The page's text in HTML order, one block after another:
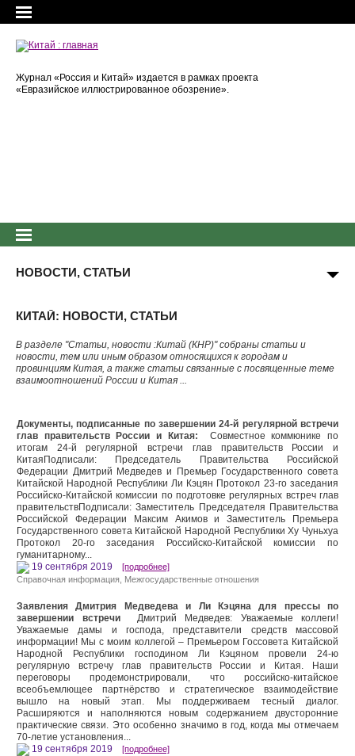
Журнал «Россия и Китай» издается в рамках проекта
«Евразийское иллюстрированное обозрение».
НОВОСТИ, СТАТЬИ
КИТАЙ: НОВОСТИ, СТАТЬИ
В разделе "Статьи, новости :Китай (КНР)" собраны статьи и
новости, тем или иным образом относящихся к городам и
провинциям Китая, а также статьи связанные с посвященные теме
взаимоотношений России и Китая ...
Документы, подписанные по завершении 24-й регулярной встречи
глав правительств России и Китая: Совместное коммюнике по
итогам 24-й регулярной встречи глав правительств России и
КитаяПодписали: Председатель Правительства Российской
Федерации Дмитрий Медведев и Премьер Государственного совета
Китайской Народной Республики Ли Кэцян Протокол 23-го заседания
Российско-Китайской комиссии по подготовке регулярных встреч глав
правительствПодписали: Заместитель Председателя Правительства
Российской Федерации Максим Акимов и Заместитель Премьера
Государственного совета Китайской Народной Республики Ху Чуньхуа
Протокол 20-го заседания Российско-Китайской комиссии по
гуманитарному...
19 сентября 2019 [подробнее]
Справочная информация Межгосударственные отношения
Заявления Дмитрия Медведева и Ли Кэцяна для прессы по
завершении встречиДмитрий Медведев: Уважаемые коллеги!
Уважаемые дамы и господа, представители средств массовой
информации! Мы с моим коллегой – Премьером Госсовета Китайской
Народной Республики господином Ли Кэцяном провели 24-ю
регулярную встречу глав правительств России и Китая. Наши
переговоры продемонстрировали, что российско-китайское
всеобъемлющее партнёрство и стратегическое взаимодействие
вышло на новый этап. Мы поддерживаем тесный диалог.
Расширяются и наполняются новым содержанием двусторонние
практические связи. Это особенно значимо в год, когда мы отмечаем
70-летие установления...
19 сентября 2019 [подробнее]